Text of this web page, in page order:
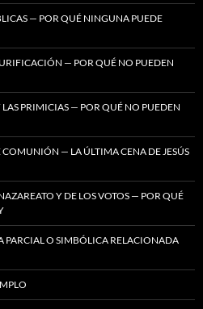
— POR QUÉ NINGUNA PUEDE
— POR QUÉ NO PUEDEN
PRIMICIAS — POR QUÉ NO PUEDEN
COMUNIÓN — LA ÚLTIMA CENA DE JESÚS
Y DE LOS VOTOS — POR QUÉ
PARCIAL O SIMBÓLICA RELACIONADA